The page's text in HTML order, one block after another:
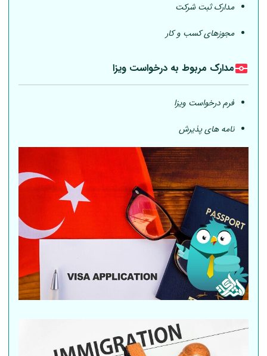
مدارک ثبت شرکت
مجوزهای کسب و کار
مدارک مربوط به درخواست ویزا
فرم درخواست ویزا
نامه های پذیرش